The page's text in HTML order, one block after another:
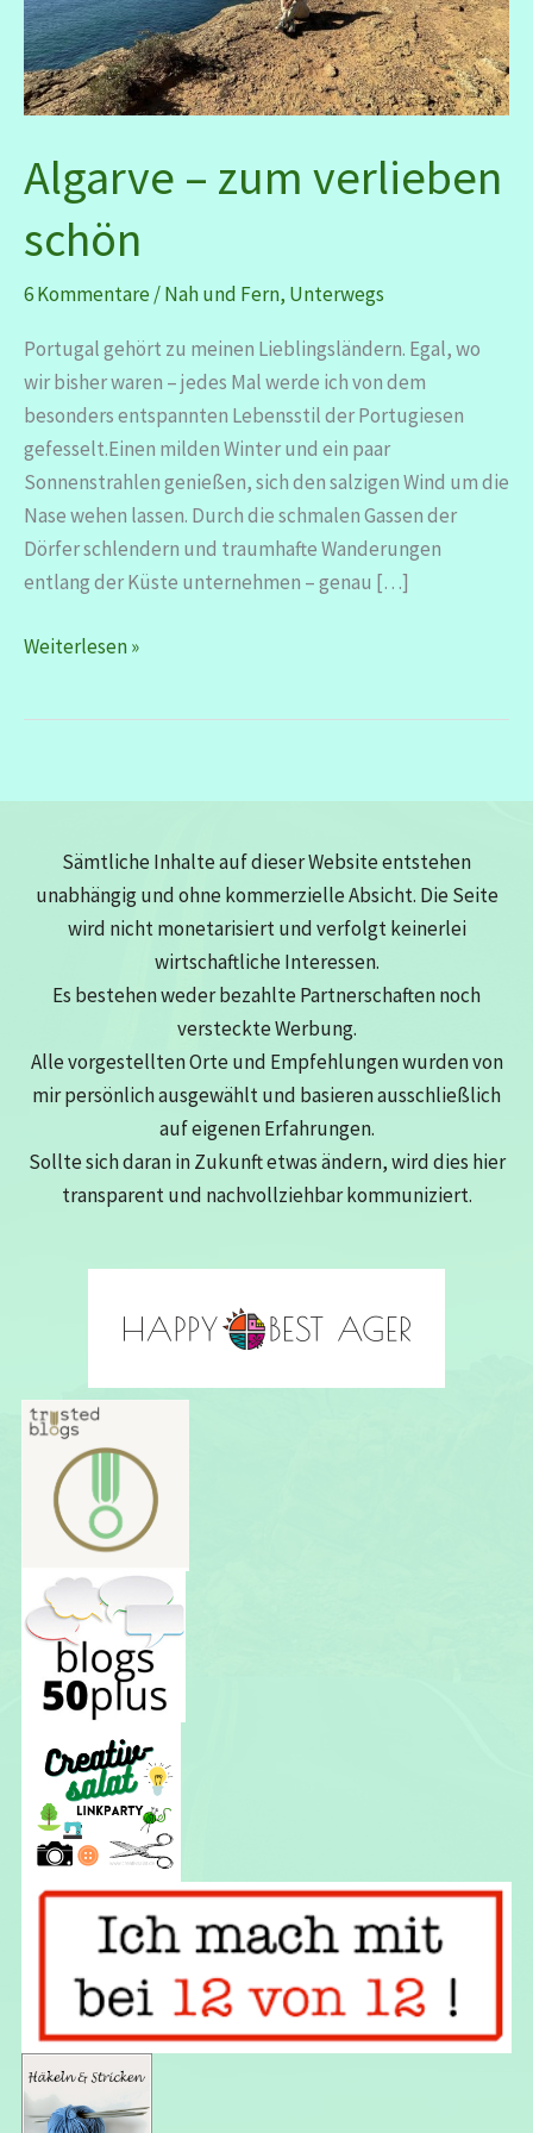
Algarve – zum verlieben
schön
6 Kommentare/Nah und Fern, Unterwegs
Portugal gehört zu meinen Lieblingsländern. Egal, wo
wir bisher waren – jedes Mal werde ich von dem
besonders entspannten Lebensstil der Portugiesen
gefesselt.Einen milden Winter und ein paar
Sonnenstrahlen genießen, sich den salzigen Wind um die
Nase wehen lassen. Durch die schmalen Gassen der
Dörfer schlendern und traumhafte Wanderungen
entlang der Küste unternehmen – genau […]
Algarve
Weiterlesen »
Sämtliche Inhalte auf dieser Website entstehen
unabhängig und ohne kommerzielle Absicht. Die Seite
wird nicht monetarisiert und verfolgt keinerlei
wirtschaftliche Interessen.
Es bestehen weder bezahlte Partnerschaften noch
versteckte Werbung.
Alle vorgestellten Orte und Empfehlungen wurden von
mir persönlich ausgewählt und basieren ausschließlich
auf eigenen Erfahrungen.
Sollte sich daran in Zukunft etwas ändern, wird dies hier
transparent und nachvollziehbar kommuniziert.